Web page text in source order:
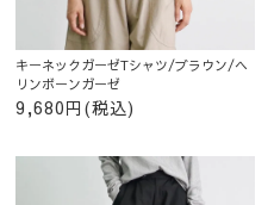
キーネックガーゼTシャツ/ブラウン/ヘ
リンボーンガーゼ
9,680円(税込)